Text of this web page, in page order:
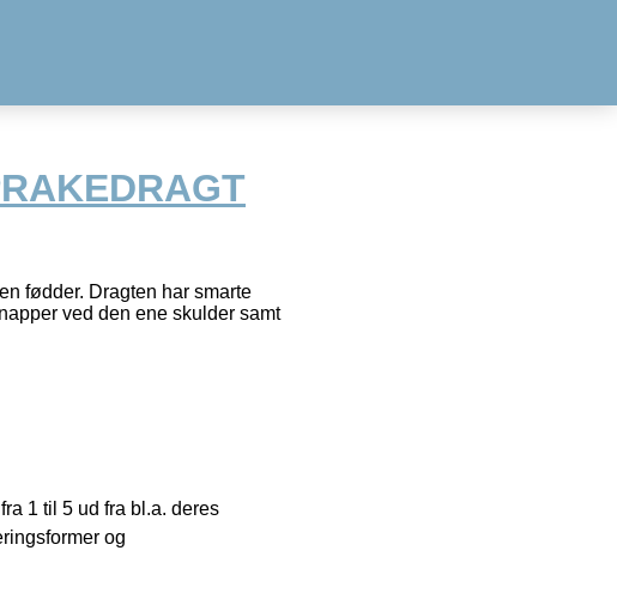
fødder. Dragten har smarte
ved den ene skulder samt
1 til 5 ud fra bl.a. deres
og